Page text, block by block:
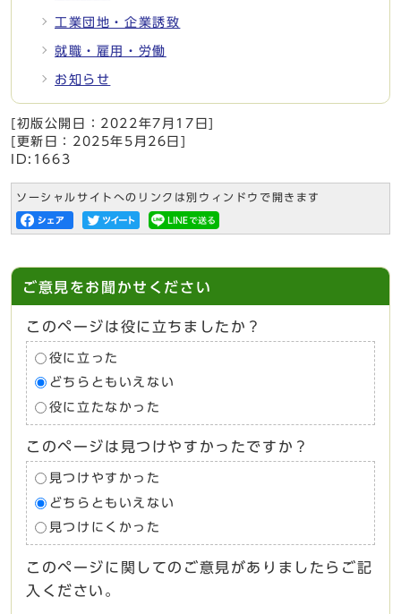
工業団地・企業誘致
就職・雇用・労働
お知らせ
[初版公開日： 2022年7月17日]
[更新日： 2025年5月26日 ]
ID:1663
ソーシャルサイトへのリンクは別ウィンドウで開きます
ご意見をお聞かせください
このページは役に立ちましたか？
役に立った
どちらともいえない
役に立たなかった
このページは見つけやすかったですか？
見つけやすかった
どちらともいえない
見つけにくかった
このページに関してのご意見がありましたらご記
入ください。